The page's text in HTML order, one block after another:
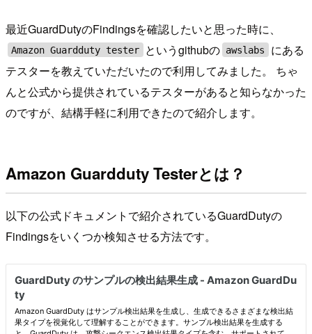
最近GuardDutyのFindingsを確認したいと思った時に、
Amazon Guardduty tester というgithubの awslabs
にある
テスターを教えていただいたので利用してみました。 ちゃ
んと公式から提供されているテスターがあると知らなかった
のですが、結構手軽に利用できたので紹介します。
Amazon Guardduty Testerとは？
以下の公式ドキュメントで紹介されているGuardDutyの
Findingsをいくつか検知させる方法です。